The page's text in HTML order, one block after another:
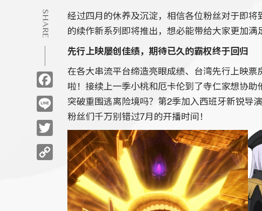
SHARE
Facebook
Line
Twitter
Copy
Link
经过四月的休养及沉淀，相信各位粉丝对于即
的续作新系列即将推出，想必能带给大家更加
先行上映屡创佳绩，期待已久的霸权终于回归
在各大串流平台缔造亮眼成绩、台湾先行上映
啦！接续上一季小桃和厄卡伦到了寺仁家想协
突破重围逃离险境吗？第2季加入西班牙新锐导
粉丝们千万别错过7月的开播时间！